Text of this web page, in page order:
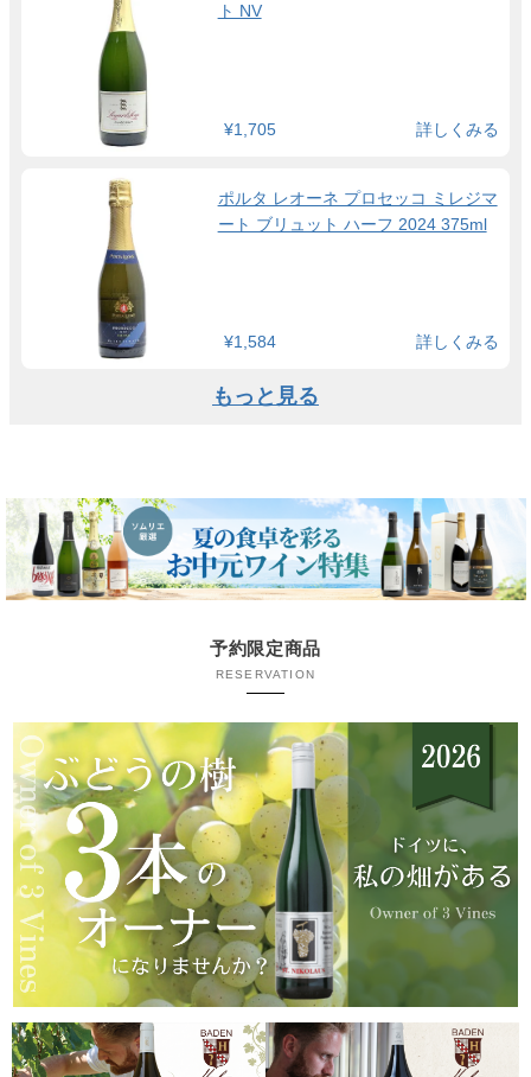
ト NV
¥1,705 詳しくみる
ポルタ レオーネ プロセッコ ミレジマ
ート ブリュット ハーフ 2024 375ml
¥1,584 詳しくみる
もっと見る
予約限定商品
RESERVATION